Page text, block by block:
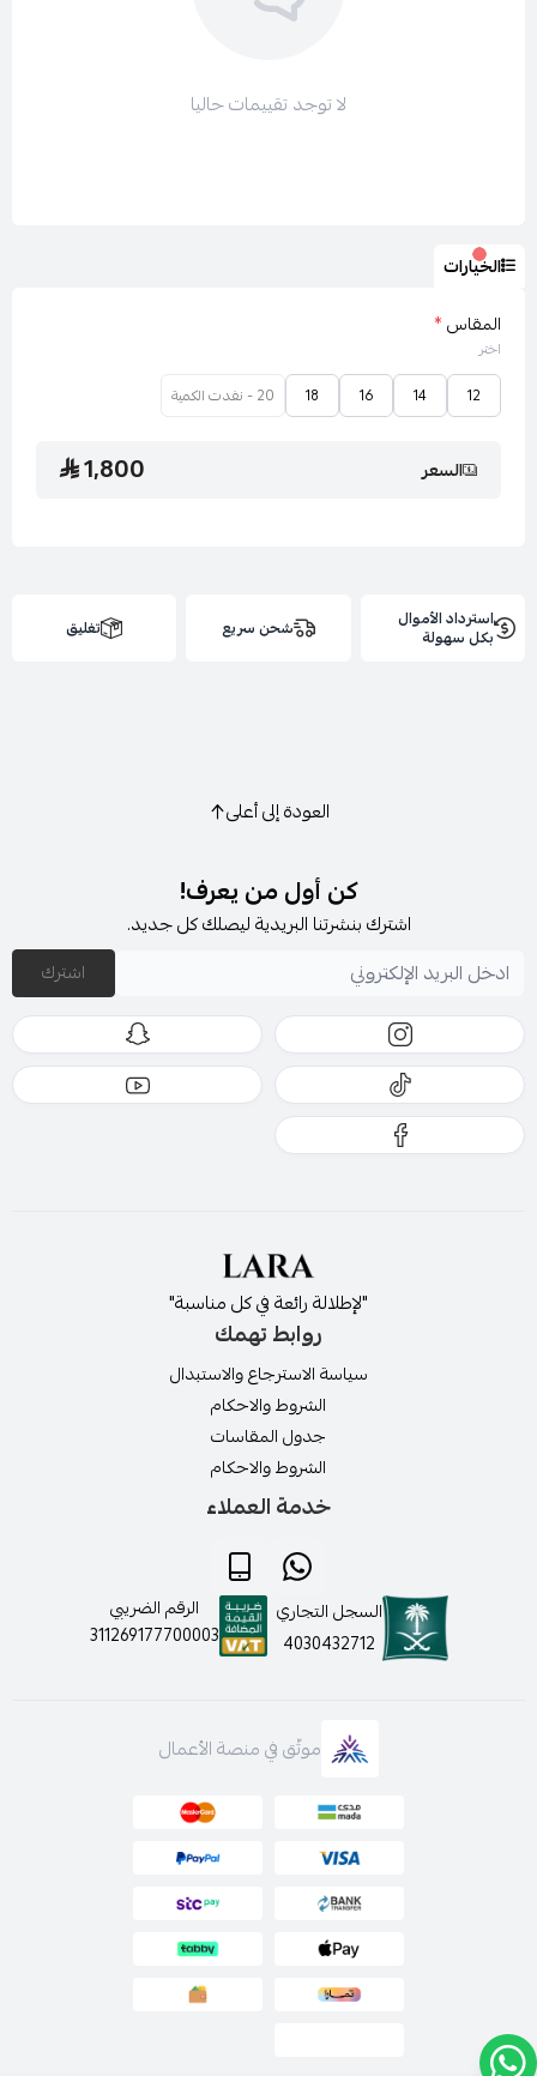
طول العارضة : 174سم
ولمعرفة مقاس فستانك انتقلي الى دليل المقاسات
لمعرفة سياسة الاستبدال والاسترجاع بالضغط هنا
لمعرفة كيفية التواصل معنا قم بالضغط هنا
ولتتصفحي باقي الأقسام :
لا توجد تقييمات حاليا
الخيارات
المقاس*
اختر
12
14
16
18 20 - نفدت الكمية
السعر 1,800
استرداد الأموال
بكل سهولة شحن سريع تغليق
العودة إلى أعلى
كن أول من يعرف!
اشترك بنشرتنا البريدية ليصلك كل جديد.
اشترك
"لإطلالة رائعة في كل مناسبة"
روابط تهمك
سياسة الاسترجاع والاستبدال
الشروط والاحكام
جدول المقاسات
الشروط والاحكام
خدمة العملاء
السجل التجاري
4030432712
الرقم الضريبي
311269177700003
موثّق في منصة الأعمال